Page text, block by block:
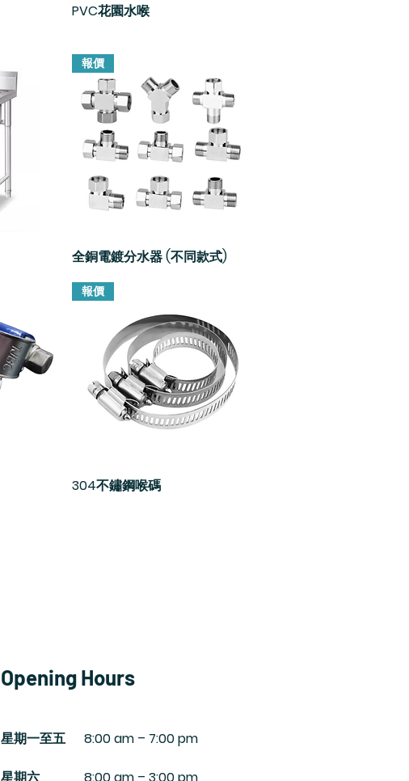
快速瀏覽
PVC花園水喉
快速瀏覽
報價
全銅電鍍分水器 (不同款式)
快速瀏覽
報價
304不鏽鋼喉碼
Opening Hours
​星期一至五 8:00 am – 7:00 pm
​星期六 8:00 am – 3:00 pm